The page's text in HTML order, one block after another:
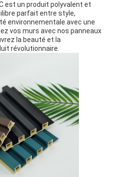
est un produit polyvalent et
parfait entre style,
environnementale.avec une
vos murs avec nos panneaux
la beauté et la
révolutionnaire.